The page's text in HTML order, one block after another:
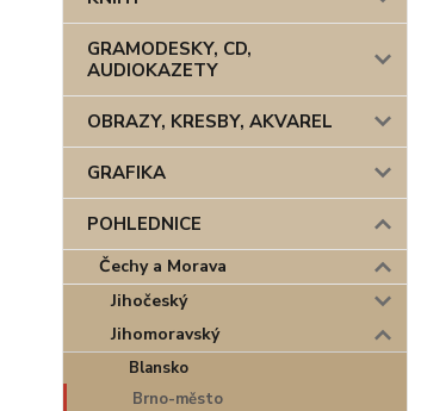
GRAMODESKY, CD,
AUDIOKAZETY
OBRAZY, KRESBY, AKVAREL
GRAFIKA
POHLEDNICE
Čechy a Morava
Jihočeský
Jihomoravský
Blansko
Brno-město